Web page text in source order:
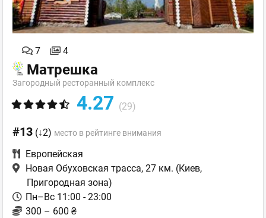
7 4
Матрешка
Загородный ресторанный комплекс
4.27 (29)
#13 (↓2) место в рейтинге внимания
Европейская
Новая Обуховская трасса, 27 км. (Киев,
Пригородная зона)
Пн–Вс 11:00 - 23:00
300 – 600 ₴